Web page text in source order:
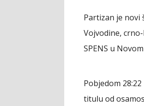
Partizan je novi
Vojvodine,
SPENS u
Pobjedom
titulu od